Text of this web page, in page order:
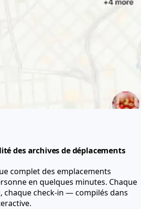
des archives de déplacements
complet des emplacements
en quelques minutes. Chaque
chaque check-in — compilés dans